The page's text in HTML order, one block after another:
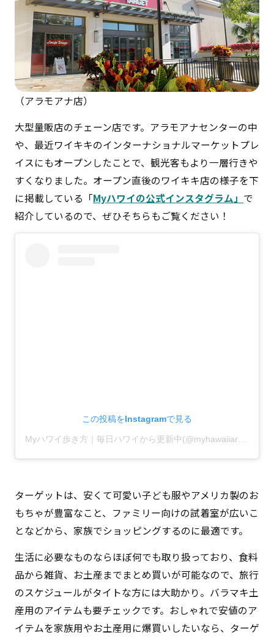
（アラモアナ店）
大型量販店のチェーン店です。アラモアナセンターの中
や、最近ワイキキのインターナショナルマーケットプレ
イスにもオープンしたことで、観光客もより一層行きや
すくなりました。オープン直後のワイキキ店の様子を下
に掲載している「Myハワイの公式インスタグラム」 で
紹介しているので、ぜひそちらもご覧ください！
この投稿をInstagramで見る
Myハワイ歩き方｜毎日ハワイから更新中(@myhawaiiarukikata)がシェアした投稿
ターゲットは、安くて可愛い子ども服やアメリカ製のお
もちゃが豊富なこと、ファミリー向けの試着室が広いこ
となどから、家族でショッピングするのに最適です。
生活に必要なものならほぼ何でも取り扱っており、食料
品から雑貨、お土産までまとめ買いが可能なので、旅行
のスケジュールがタイトな方には大助かり。バラマキ土
産用のアイテムも要チェックです。おしゃれで安値のア
イテムを家族用やお土産用に爆買いしたいなら、ターゲ